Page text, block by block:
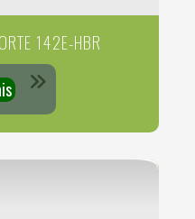
142E-HBR